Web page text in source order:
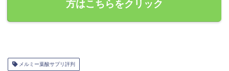
方はこちらをクリック
メルミー葉酸サプリ評判